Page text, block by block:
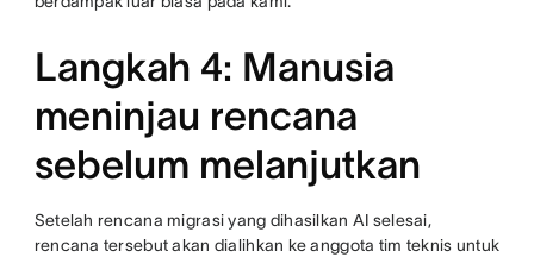
Langkah 4: Manusia
meninjau rencana
sebelum melanjutkan
Setelah rencana migrasi yang dihasilkan AI selesai,
rencana tersebut akan dialihkan ke anggota tim teknis untuk